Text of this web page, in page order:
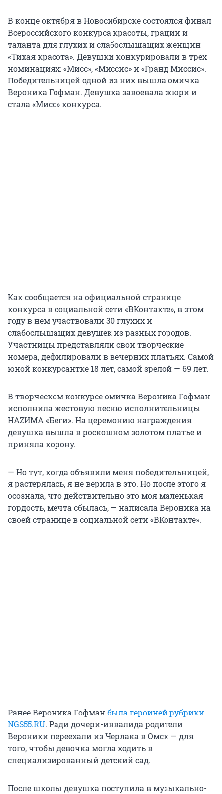
В конце октября в Новосибирске состоялся финал
Всероссийского конкурса красоты, грации и
таланта для глухих и слабослышащих женщин
«Тихая красота». Девушки конкурировали в трех
номинациях: «Мисс», «Миссис» и «Гранд Миссис».
Победительницей одной из них вышла омичка
Вероника Гофман. Девушка завоевала жюри и
стала «Мисс» конкурса.
Как сообщается на официальной странице
конкурса в социальной сети «ВКонтакте», в этом
году в нем участвовали 30 глухих и
слабослышащих девушек из разных городов.
Участницы представляли свои творческие
номера, дефилировали в вечерних платьях. Самой
юной конкурсантке 18 лет, самой зрелой — 69 лет.
В творческом конкурсе омичка Вероника Гофман
исполнила жестовую песню исполнительницы
НАZИМА «Беги». На церемонию награждения
девушка вышла в роскошном золотом платье и
приняла корону.
— Но тут, когда объявили меня победительницей,
я растерялась, я не верила в это. Но после этого я
осознала, что действительно это моя маленькая
гордость, мечта сбылась, — написала Вероника на
своей странице в социальной сети «ВКонтакте».
Ранее Вероника Гофманбыла героиней рубрики
NGS55.RU. Ради дочери-инвалида родители
Вероники переехали из Черлака в Омск — для
того, чтобы девочка могла ходить в
специализированный детский сад.
После школы девушка поступила в музыкально-